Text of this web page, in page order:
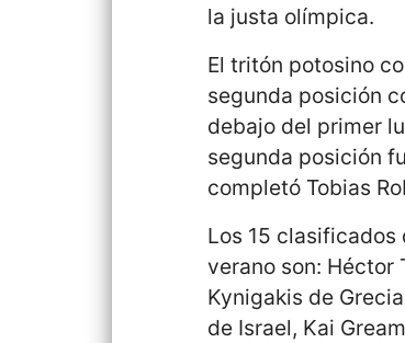
la justa olímpica.
El tritón potosino
segunda posición
debajo del primer
segunda posición
completó Tobias
Los 15 clasificados
verano son: Héctor
Kynigakis de
de Israel, Kai